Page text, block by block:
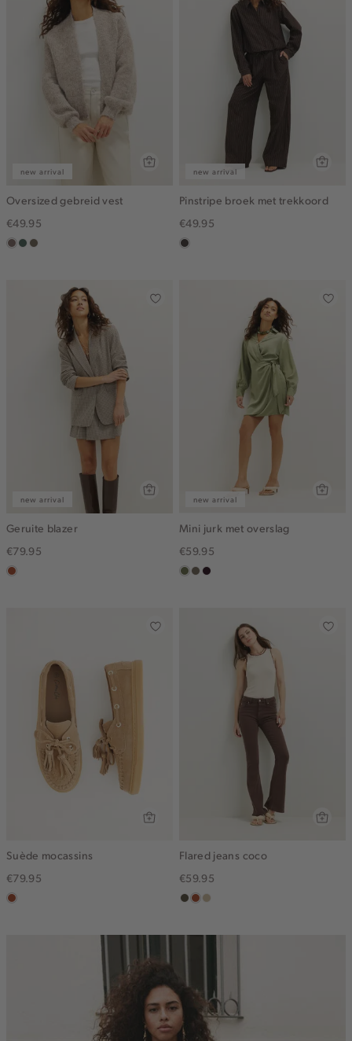
new arrival
Oversized gebreid vest
€49.95
taupe
groen,
bruin
new arrival
Pinstripe broek met trekkoord
€49.95
choco
new arrival
Geruite blazer
€79.95
bruin
new arrival
Mini jurk met overslag
€59.95
groen,
middenbruin
bordeaux,
Suède mocassins
€79.95
bruin
Flared jeans coco
€59.95
donkerkhaki
bruinlichtzand